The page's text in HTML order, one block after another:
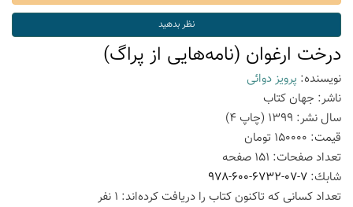
درخت ارغوان (نامه‌هایی از پراگ)
نویسنده: پرویز دوائی
ناشر: جهان کتاب
سال نشر: 1399 (چاپ4
)
قیمت: 150000 تومان
تعداد صفحات: 151 صفحه
شابك: 978-600-6732-07-7
تعداد كسانی كه تاكنون كتاب را دریافت كرده‌اند: 1 نفر